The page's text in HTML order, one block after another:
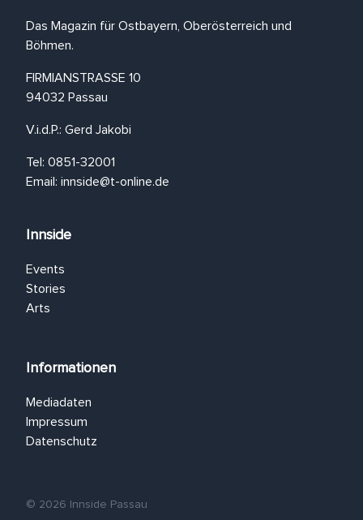
Das Magazin für Ostbayern, Oberösterreich und
Böhmen.
FIRMIANSTRASSE 10
94032 Passau
V.i.d.P.: Gerd Jakobi
Tel: 0851-32001
Email: innside@t-online.de
Innside
Events
Stories
Arts
Informationen
Mediadaten
Impressum
Datenschutz
© 2026 Innside Passau